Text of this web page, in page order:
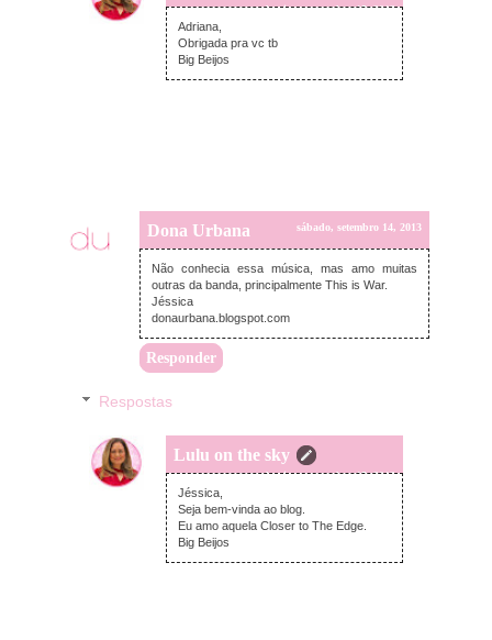
domingo, setembro 15, 2013
Adriana,
Obrigada pra vc tb
Big Beijos
Dona Urbana sábado, setembro 14, 2013
Não conhecia essa música, mas amo muitas
outras da banda, principalmente This is War.
Jéssica
donaurbana.blogspot.com
Responder
Respostas
Lulu on the sky
domingo, setembro 15, 2013
Jéssica,
Seja bem-vinda ao blog.
Eu amo aquela Closer to The Edge.
Big Beijos